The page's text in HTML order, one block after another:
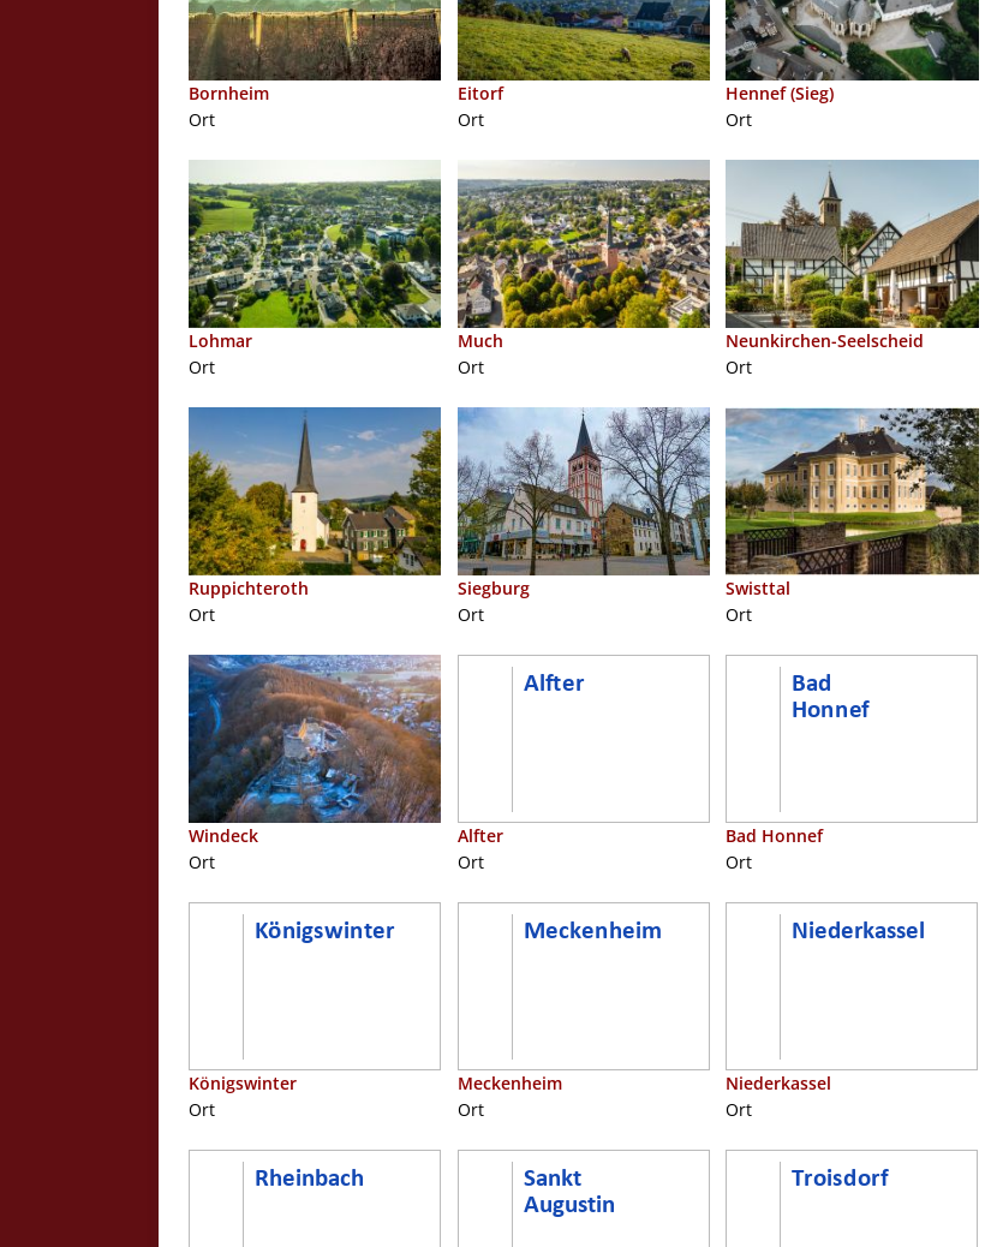
Bornheim
Ort
Lohmar
Ort
Ruppichteroth
Ort
Windeck
Ort
Königswinter
Ort
Eitorf
Ort
Much
Ort
Siegburg
Ort
Alfter
Ort
Meckenheim
Ort
Hennef (Sieg)
Ort
Neunkirchen-Seelscheid
Ort
Swisttal
Ort
Bad Honnef
Ort
Niederkassel
Ort